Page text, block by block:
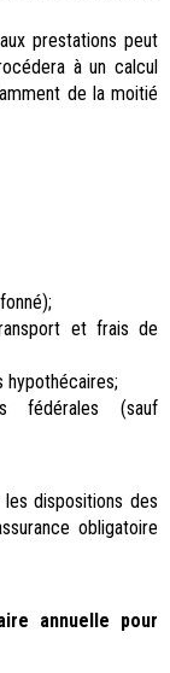
prestations peut
à un calcul
de la moitié
et frais de
hypothécaires;
fédérales (sauf
dispositions des
obligatoire
annuelle pour